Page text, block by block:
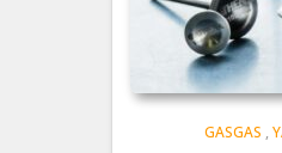
GASGAS ,